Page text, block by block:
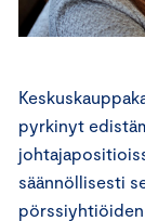
pyrkinyt
säännöllisesti
pörssiyhtiöiden